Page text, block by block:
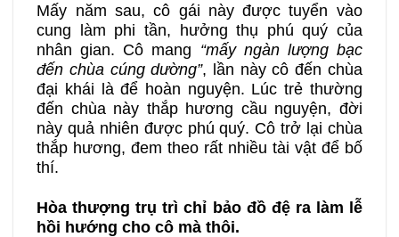
Mấy năm sau, cô gái này được tuyển vào
cung làm phi tần, hưởng thụ phú quý của
nhân gian. Cô mang “mấy ngàn lượng bạc
đến chùa cúng dường”, lần này cô đến chùa
đại khái là để hoàn nguyện. Lúc trẻ thường
đến chùa này thắp hương cầu nguyện, đời
này quả nhiên được phú quý. Cô trở lại chùa
thắp hương, đem theo rất nhiều tài vật để bố
thí.
Hòa thượng trụ trì chỉ bảo đồ đệ ra làm lễ
hồi hướng cho cô mà thôi.